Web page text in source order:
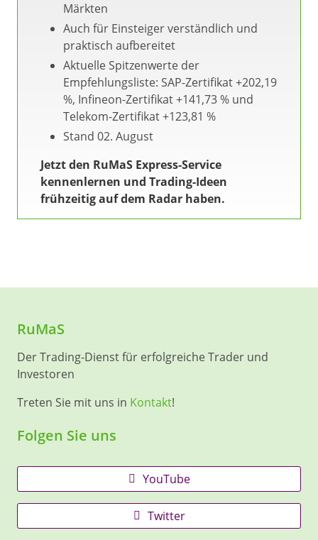
Märkten
Auch für Einsteiger verständlich und
praktisch aufbereitet
Aktuelle Spitzenwerte der
Empfehlungsliste: SAP-Zertifikat +202,19
%, Infineon-Zertifikat +141,73 % und
Telekom-Zertifikat +123,81 %
Stand 02. August
Jetzt den RuMaS Express-Service
kennenlernen und Trading-Ideen
frühzeitig auf dem Radar haben.
RuMaS
Der Trading-Dienst für erfolgreiche Trader und
Investoren
Treten Sie mit uns in Kontakt!
Folgen Sie uns
YouTube
Twitter